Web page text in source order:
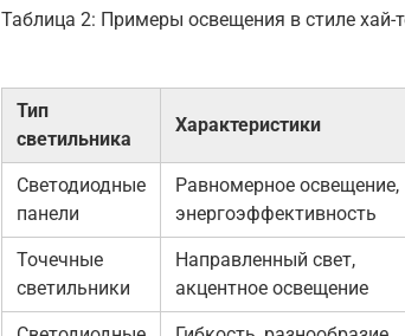
Таблица 2: Примеры освещения в стиле хай-
Тип
светильника
Характеристики
Светодиодные
панели
Равномерное освещение,
энергоэффективность
Точечные
светильники
Направленный свет,
акцентное освещение